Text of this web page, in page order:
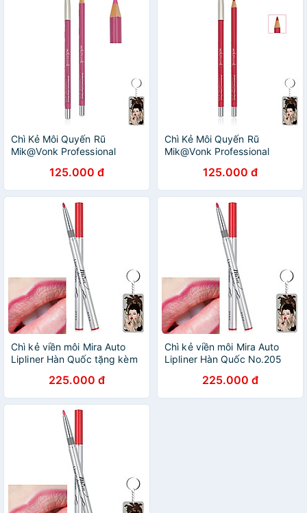
Chì Kẻ Môi Quyến Rũ
Mik@Vonk Professional
#05 Màu hồng tặng kèm
móc khoá - 1 cây
125.000 đ
Chì Kẻ Môi Quyến Rũ
Mik@Vonk Professional
#09 Màu đỏ tặng kèm móc
khoá - 1 cây
125.000 đ
Chì kẻ viền môi Mira Auto
Lipliner Hàn Quốc tặng kèm
225.000 đ
Chì kẻ viền môi Mira Auto
Lipliner Hàn Quốc No.205
225.000 đ